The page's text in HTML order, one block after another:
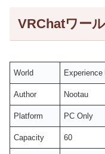
VRChatワー
World Experience
Author Nootau
Platform PC Only
Capacity 60